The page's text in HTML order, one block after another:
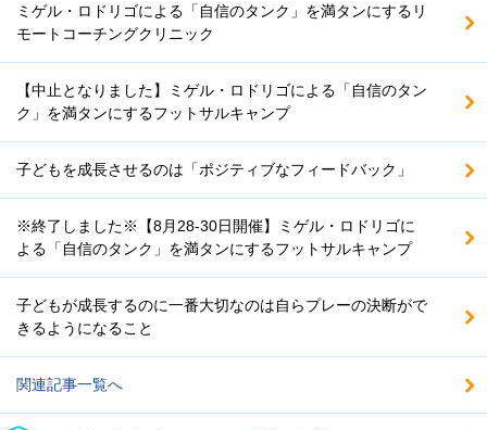
ミゲル・ロドリゴによる「自信のタンク」を満タンにするリ
モートコーチングクリニック
【中止となりました】ミゲル・ロドリゴによる「自信のタン
ク」を満タンにするフットサルキャンプ
子どもを成長させるのは「ポジティブなフィードバック」
※終了しました※【8月28-30日開催】ミゲル・ロドリゴに
よる「自信のタンク」を満タンにするフットサルキャンプ
子どもが成長するのに一番大切なのは自らプレーの決断がで
きるようになること
関連記事一覧へ